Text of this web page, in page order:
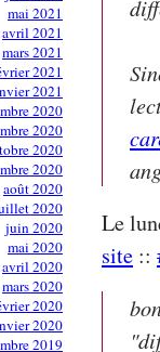
mai 2021
avril 2021
mars 2021
2021
2021
2020
2020
2020
2020
août 2020
2020
juin 2020
mai 2020
avril 2020
mars 2020
2020
2020
2019
Le
site ::